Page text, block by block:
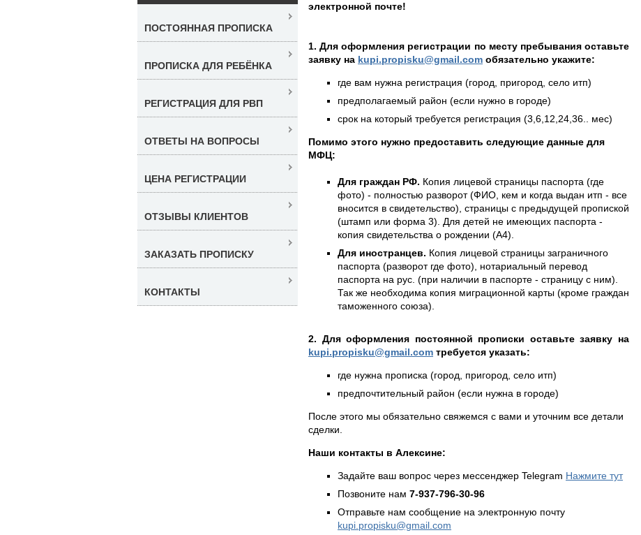
электронной почте!
1. Для оформления регистрации по месту пребывания оставьте
заявку на kupi.propisku@gmail.com обязательно укажите:
где вам нужна регистрация (город, пригород, село итп)
предполагаемый район (если нужно в городе)
срок на который требуется регистрация (3,6,12,24,36.. мес)
Помимо этого нужно предоставить следующие данные для
МФЦ:
Для граждан РФ. Копия лицевой страницы паспорта (где
фото) - полностью разворот (ФИО, кем и когда выдан итп - все
вносится в свидетельство), страницы с предыдущей пропиской
(штамп или форма 3). Для детей не имеющих паспорта -
копия свидетельства о рождении (А4).
Для иностранцев. Копия лицевой страницы заграничного
паспорта (разворот где фото), нотариальный перевод
паспорта на рус. (при наличии в паспорте - страницу с ним).
Так же необходима копия миграционной карты (кроме граждан
таможенного союза).
2. Для оформления постоянной прописки оставьте заявку на
kupi.propisku@gmail.com требуется указать:
где нужна прописка (город, пригород, село итп)
предпочтительный район (если нужна в городе)
После этого мы обязательно свяжемся с вами и уточним все детали
сделки.
Наши контакты в Алексине:
Задайте ваш вопрос через мессенджер Telegram Нажмите тут
Позвоните нам 7-937-796-30-96
Отправьте нам сообщение на электронную почту
kupi.propisku@gmail.com
ПОСТОЯННАЯ ПРОПИСКА
ПРОПИСКА ДЛЯ РЕБЁНКА
РЕГИСТРАЦИЯ ДЛЯ РВП
ОТВЕТЫ НА ВОПРОСЫ
ЦЕНА РЕГИСТРАЦИИ
ОТЗЫВЫ КЛИЕНТОВ
ЗАКАЗАТЬ ПРОПИСКУ
КОНТАКТЫ